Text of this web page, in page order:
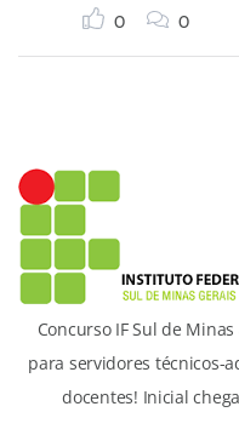
0 0
Concurso IF Sul de
para servidores técnicos-
docentes! Inicial